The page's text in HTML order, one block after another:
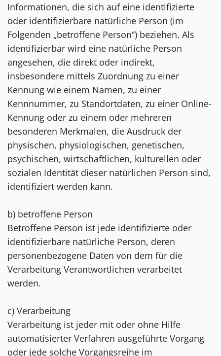
Informationen, die sich auf eine identifizierte
oder identifizierbare natürliche Person (im
Folgenden „betroffene Person“) beziehen. Als
identifizierbar wird eine natürliche Person
angesehen, die direkt oder indirekt,
insbesondere mittels Zuordnung zu einer
Kennung wie einem Namen, zu einer
Kennnummer, zu Standortdaten, zu einer Online-
Kennung oder zu einem oder mehreren
besonderen Merkmalen, die Ausdruck der
physischen, physiologischen, genetischen,
psychischen, wirtschaftlichen, kulturellen oder
sozialen Identität dieser natürlichen Person sind,
identifiziert werden kann.
b) betroffene Person
Betroffene Person ist jede identifizierte oder
identifizierbare natürliche Person, deren
personenbezogene Daten von dem für die
Verarbeitung Verantwortlichen verarbeitet
werden.
c) Verarbeitung
Verarbeitung ist jeder mit oder ohne Hilfe
automatisierter Verfahren ausgeführte Vorgang
oder jede solche Vorgangsreihe im